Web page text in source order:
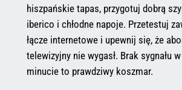
hiszpańskie tapas, przygotuj dobrą
iberico i chłodne napoje. Przetestuj
łącze internetowe i upewnij się, że
telewizyjny nie wygasł. Brak sygnału
minucie to prawdziwy koszmar.